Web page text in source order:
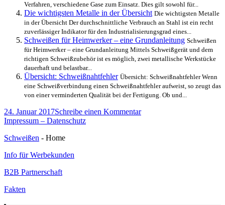
Verfahren, verschiedene Gase zum Einsatz. Dies gilt sowohl für...
Die wichtigsten Metalle in der Übersicht Die wichtigsten Metalle
in der Übersicht Der durchschnittliche Verbrauch an Stahl ist ein recht
zuverlässiger Indikator für den Industrialisierungsgrad eines...
Schweißen für Heimwerker – eine Grundanleitung Schweißen
für Heimwerker – eine Grundanleitung Mittels Schweißgerät und dem
richtigen Schweißzubehör ist es möglich, zwei metallische Werkstücke
dauerhaft und belastbar...
Übersicht: Schweißnahtfehler Übersicht: Schweißnahtfehler Wenn
eine Schweißverbindung einen Schweißnahtfehler aufweist, so zeugt das
von einer verminderten Qualität bei der Fertigung. Ob und...
Veröffentlicht
am
24. Januar 2017Schreibe einen Kommentarzu
Impressum – Datenschutz
Schweißen - Home
Info für Werbekunden
B2B Partnerschaft
Fakten